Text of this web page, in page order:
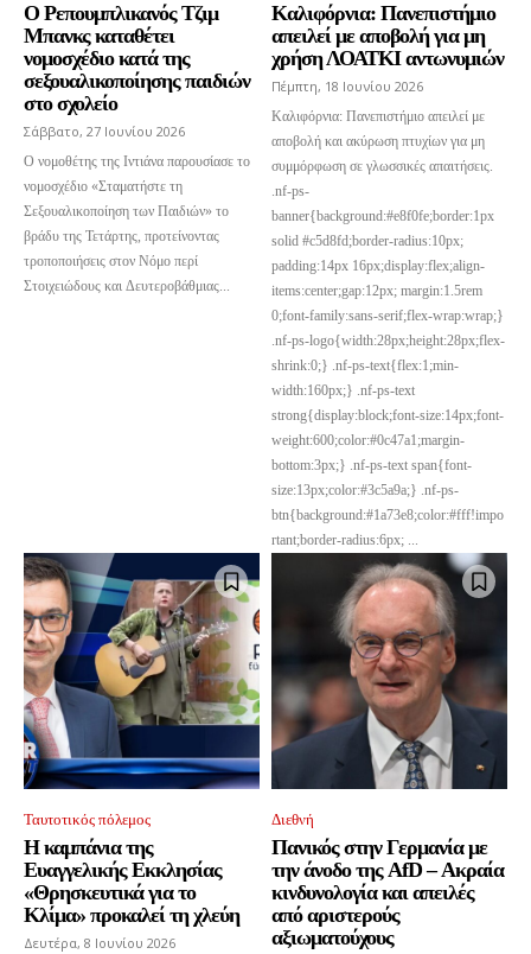
Ο Ρεπουμπλικανός Τζιμ
Μπανκς καταθέτει
νομοσχέδιο κατά της
σεξουαλικοποίησης παιδιών
στο σχολείο
Σάββατο, 27 Ιουνίου 2026
Ο νομοθέτης της Ιντιάνα παρουσίασε το
νομοσχέδιο «Σταματήστε τη
Σεξουαλικοποίηση των Παιδιών» το
βράδυ της Τετάρτης, προτείνοντας
τροποποιήσεις στον Νόμο περί
Στοιχειώδους και Δευτεροβάθμιας...
Καλιφόρνια: Πανεπιστήμιο
απειλεί με αποβολή για μη
χρήση ΛΟΑΤΚΙ αντωνυμιών
Πέμπτη, 18 Ιουνίου 2026
Καλιφόρνια: Πανεπιστήμιο απειλεί με
αποβολή και ακύρωση πτυχίων για μη
συμμόρφωση σε γλωσσικές απαιτήσεις.
.nf-ps-
banner{background:#e8f0fe;border:1px
solid #c5d8fd;border-radius:10px;
padding:14px 16px;display:flex;align-
items:center;gap:12px; margin:1.5rem
0;font-family:sans-serif;flex-wrap:wrap;}
.nf-ps-logo{width:28px;height:28px;flex-
shrink:0;} .nf-ps-text{flex:1;min-
width:160px;} .nf-ps-text
strong{display:block;font-size:14px;font-
weight:600;color:#0c47a1;margin-
bottom:3px;} .nf-ps-text span{font-
size:13px;color:#3c5a9a;} .nf-ps-
btn{background:#1a73e8;color:#fff!impo
rtant;border-radius:6px; ...
Ταυτοτικός πόλεμος
Η καμπάνια της
Ευαγγελικής Εκκλησίας
«Θρησκευτικά για το
Κλίμα» προκαλεί τη χλεύη
Δευτέρα, 8 Ιουνίου 2026
Διεθνή
Πανικός στην Γερμανία με
την άνοδο της AfD – Ακραία
κινδυνολογία και απειλές
από αριστερούς
αξιωματούχους